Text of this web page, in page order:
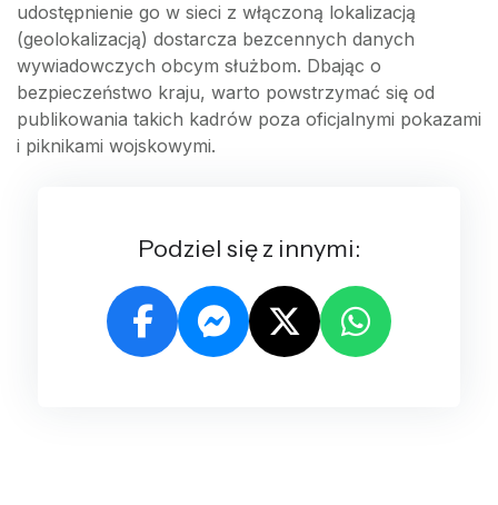
udostępnienie go w sieci z włączoną lokalizacją
(geolokalizacją) dostarcza bezcennych danych
wywiadowczych obcym służbom. Dbając o
bezpieczeństwo kraju, warto powstrzymać się od
publikowania takich kadrów poza oficjalnymi pokazami
i piknikami wojskowymi.
Podziel się z innymi: